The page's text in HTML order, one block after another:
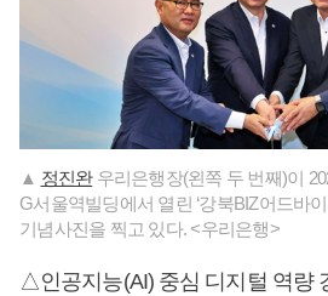
▲ 정진완우리은행장(왼쪽 두 번째)이
G서울역빌딩에서 열린 ‘강북BIZ어드바
기념사진을 찍고 있다. <우리은행>
△인공지능(AI) 중심 디지털 역량